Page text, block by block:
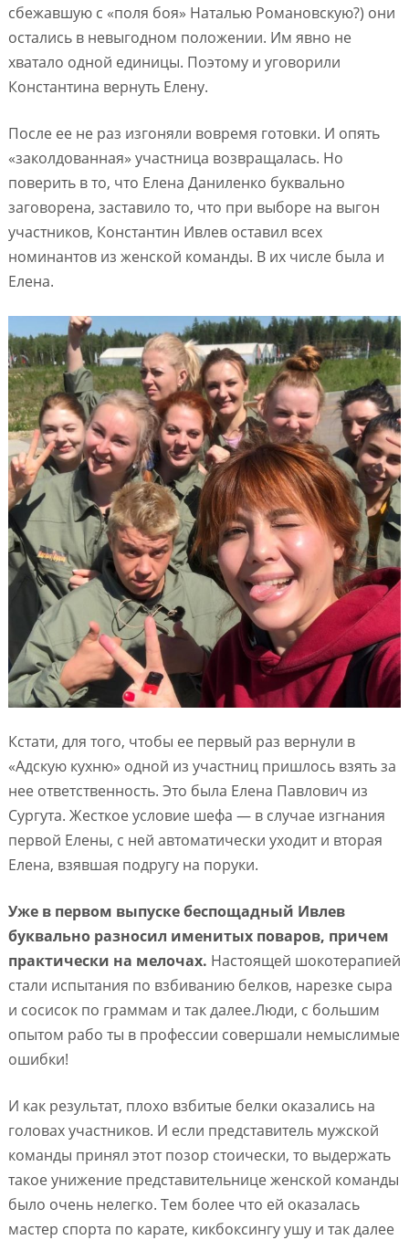
сбежавшую с «поля боя» Наталью Романовскую?) они
остались в невыгодном положении. Им явно не
хватало одной единицы. Поэтому и уговорили
Константина вернуть Елену.
После ее не раз изгоняли вовремя готовки. И опять
«заколдованная» участница возвращалась. Но
поверить в то, что Елена Даниленко буквально
заговорена, заставило то, что при выборе на выгон
участников, Константин Ивлев оставил всех
номинантов из женской команды. В их числе была и
Елена.
Кстати, для того, чтобы ее первый раз вернули в
«Адскую кухню» одной из участниц пришлось взять за
нее ответственность. Это была Елена Павлович из
Сургута. Жесткое условие шефа — в случае изгнания
первой Елены, с ней автоматически уходит и вторая
Елена, взявшая подругу на поруки.
Уже в первом выпуске беспощадный Ивлев
буквально разносил именитых поваров, причем
практически на мелочах. Настоящей шокотерапией
стали испытания по взбиванию белков, нарезке сыра
и сосисок по граммам и так далее.Люди, с большим
опытом рабо ты в профессии совершали немыслимые
ошибки!
И как результат, плохо взбитые белки оказались на
головах участников. И если представитель мужской
команды принял этот позор стоически, то выдержать
такое унижение представительнице женской команды
было очень нелегко. Тем более что ей оказалась
мастер спорта по карате, кикбоксингу ушу и так далее